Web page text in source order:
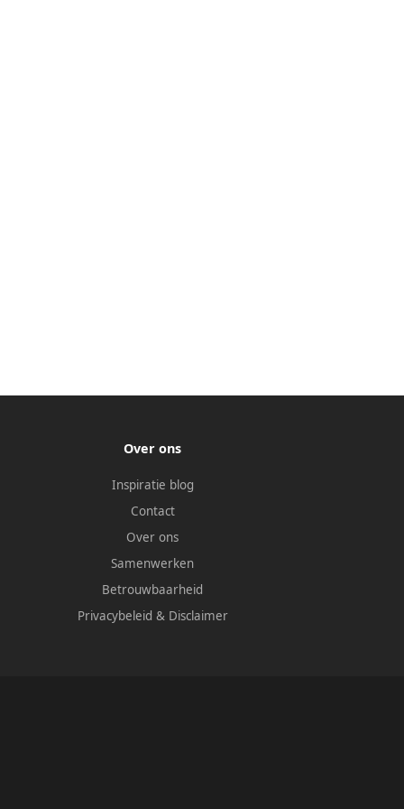
Over ons
Inspiratie blog
Contact
Over ons
Samenwerken
Betrouwbaarheid
Privacybeleid & Disclaimer